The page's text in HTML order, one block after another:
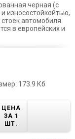
черная (с
износостойкойтью,
автомобиля.
в европейских и
173.9 Кб
ЦЕНА
ЗА 1
ШТ.